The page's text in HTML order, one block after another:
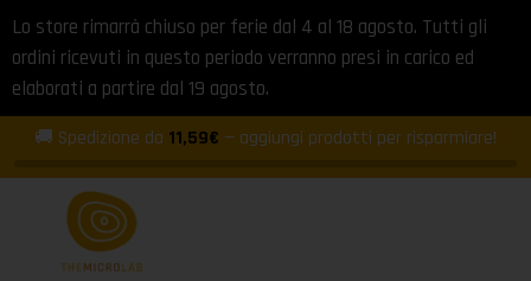
Lo store rimarrà chiuso per ferie dal 4 al 18 agosto. Tutti gli
ordini ricevuti in questo periodo verranno presi in carico ed
elaborati a partire dal 19 agosto.
🚚 Spedizione da 11,59€ — aggiungi prodotti per risparmiare!